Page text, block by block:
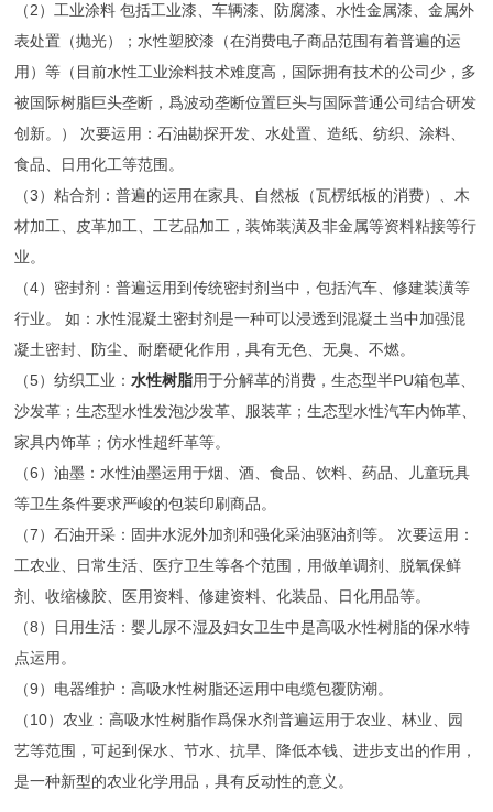
（2）工业涂料 包括工业漆、车辆漆、防腐漆、水性金属漆、金属外
表处置（抛光）；水性塑胶漆（在消费电子商品范围有着普遍的运
用）等（目前水性工业涂料技术难度高，国际拥有技术的公司少，多
被国际树脂巨头垄断，爲波动垄断位置巨头与国际普通公司结合研发
创新。） 次要运用：石油勘探开发、水处置、造纸、纺织、涂料、
食品、日用化工等范围。
（3）粘合剂：普遍的运用在家具、自然板（瓦楞纸板的消费）、木
材加工、皮革加工、工艺品加工，装饰装潢及非金属等资料粘接等行
业。
（4）密封剂：普遍运用到传统密封剂当中，包括汽车、修建装潢等
行业。 如：水性混凝土密封剂是一种可以浸透到混凝土当中加强混
凝土密封、防尘、耐磨硬化作用，具有无色、无臭、不燃。
（5）纺织工业：水性树脂用于分解革的消费，生态型半PU箱包革、
沙发革；生态型水性发泡沙发革、服装革；生态型水性汽车内饰革、
家具内饰革；仿水性超纤革等。
（6）油墨：水性油墨运用于烟、酒、食品、饮料、药品、儿童玩具
等卫生条件要求严峻的包装印刷商品。
（7）石油开采：固井水泥外加剂和强化采油驱油剂等。 次要运用：
工农业、日常生活、医疗卫生等各个范围，用做单调剂、脱氧保鲜
剂、收缩橡胶、医用资料、修建资料、化装品、日化用品等。
（8）日用生活：婴儿尿不湿及妇女卫生中是高吸水性树脂的保水特
点运用。
（9）电器维护：高吸水性树脂还运用中电缆包覆防潮。
（10）农业：高吸水性树脂作爲保水剂普遍运用于农业、林业、园
艺等范围，可起到保水、节水、抗旱、降低本钱、进步支出的作用，
是一种新型的农业化学用品，具有反动性的意义。